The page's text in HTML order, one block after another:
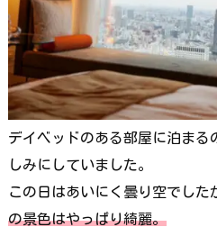
デイベッドのある部屋に泊まる
しみにしていました。
この日はあいにく曇り空でした
の景色はやっぱり綺麗。